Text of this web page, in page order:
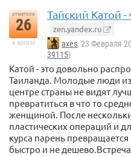
отметили
26
в архиве
Тайский Катой -
zen.yandex.ru
axes, 23 Февраля
39115)
Катой - это довольно
Таиланда. Молодые люди
центре страны не видят
превратиться в что то
женщиной. После
пластических операций и
курса парень
быстро и не